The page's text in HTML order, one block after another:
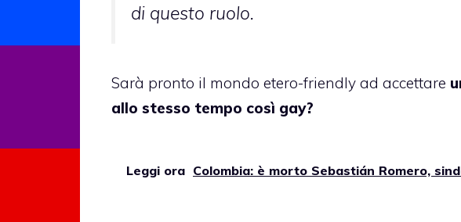
di questo ruolo.
Sarà pronto il mondo etero-friendly ad accettare
allo stesso tempo così gay?
Leggi ora Colombia: è morto Sebastián Romero,